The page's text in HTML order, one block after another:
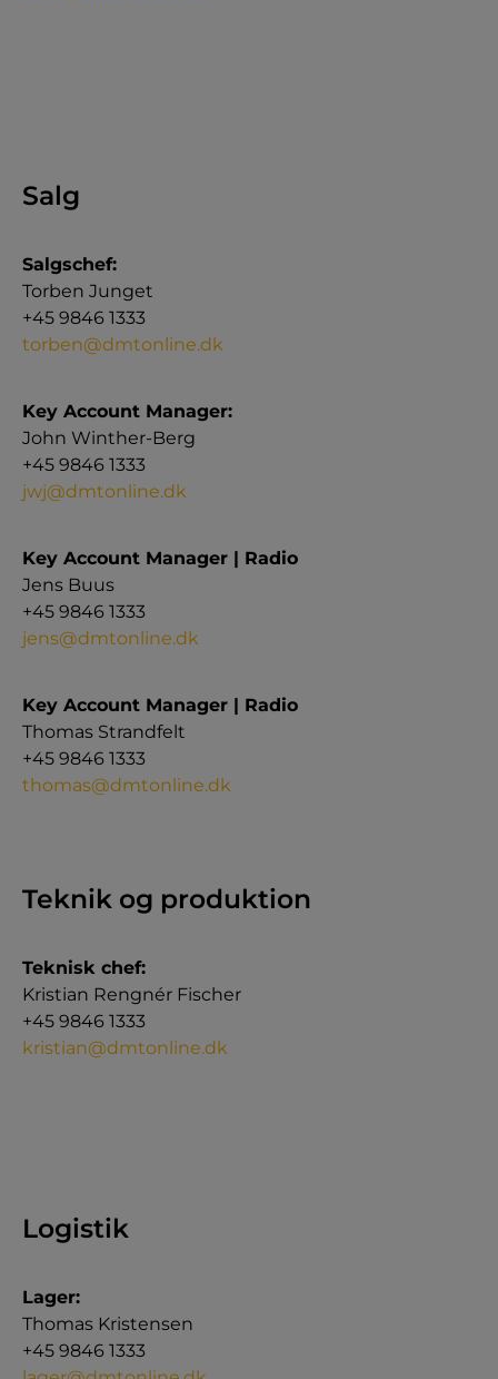
Salg
Salgschef:
Torben Junget
+45 9846 1333
torben@dmtonline.dk
Key Account Manager:
John Winther-Berg
+45 9846 1333
jwj@dmtonline.dk
Key Account Manager | Radio
Jens Buus
+45 9846 1333
jens@dmtonline.dk
Key Account Manager | Radio
Thomas Strandfelt
+45 9846 1333
thomas@dmtonline.dk
Teknik og produktion
Teknisk chef:
Kristian Rengnér Fischer
+45 9846 1333
kristian@dmtonline.dk
Logistik
Lager:
Thomas Kristensen
+45 9846 1333